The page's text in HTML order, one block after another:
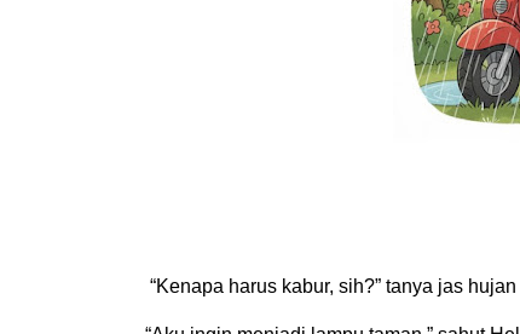
“Kenapa harus kabur, sih?” tanya jas